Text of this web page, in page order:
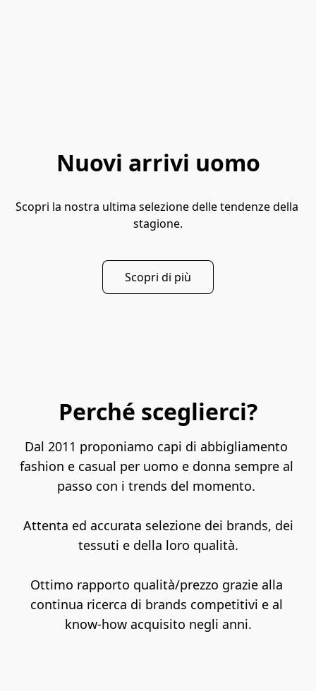
Nuovi arrivi uomo
Scopri la nostra ultima selezione delle tendenze della
stagione.
Scopri di più
Perché sceglierci?
Dal 2011 proponiamo capi di abbigliamento
fashion e casual per uomo e donna sempre al
passo con i trends del momento.
tessuti e della loro qualità.
Ottimo rapporto qualità/prezzo grazie alla
continua ricerca di brands competitivi e al
know-how acquisito negli anni.